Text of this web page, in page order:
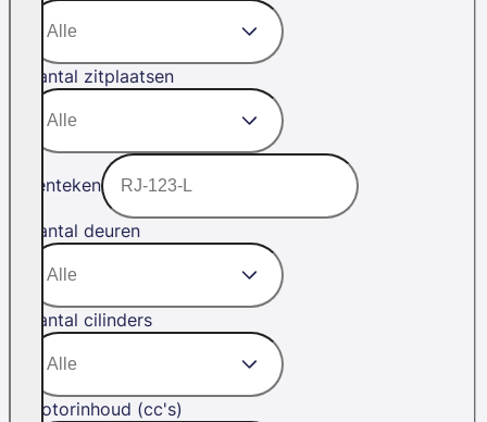
Aantal zitplaatsen
Kenteken
Aantal deuren
Aantal cilinders
Motorinhoud (cc's)